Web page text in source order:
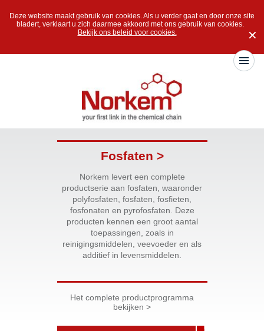
Deze website maakt gebruik van cookies. Als u verder gaat en door onze site
bladert, verklaart u zich daarmee akkoord met ons gebruik van cookies.
Bekijk ons beleid voor cookies.
✕
Fosfaten >
Norkem levert een complete
productserie aan fosfaten, waaronder
polyfosfaten, fosfaten, fosfieten,
fosfonaten en pyrofosfaten. Deze
producten kennen een groot aantal
toepassingen, zoals in
reinigingsmiddelen, veevoeder en als
additief in levensmiddelen.
Het complete productprogramma
bekijken >